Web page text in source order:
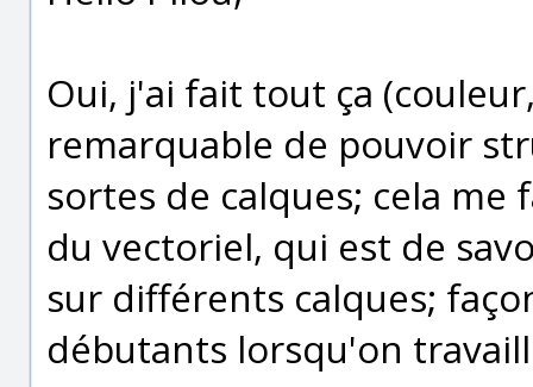
Oui, j'ai fait tout ça
remarquable de pouvoir
sortes de calques; cela
du vectoriel, qui est de
sur différents calques;
débutants lorsqu'on